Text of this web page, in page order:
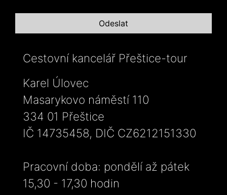
Cestovní kancelář Přeštice-tour
Karel Úlovec
Masarykovo náměstí 110
334 01 Přeštice
IČ 14735458, DIČ CZ6212151330
Pracovní doba: pondělí až pátek
15,30 - 17,30 hodin